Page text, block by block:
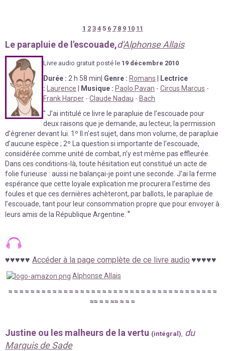
1 2 3 45 6 7 8 9 10 11
Le parapluie de l'escouade,d'Alphonse Allais
Livre audio gratuit posté le 19 décembre 2010
Durée : 2 h 58 min Genre : Romans
Lectrice
:
Laurence Musique : Paolo Pavan - Circus Marcus -
Frank Harper - Claude Nadau - Bach
" J’ai intitulé ce livre le parapluie de l’escouade pour
deux raisons que je demande, au lecteur, la permission
d’égrener devant lui. 1º Il n’est sujet, dans mon volume, de parapluie
d’aucune espèce ; 2º La question si importante de l’escouade,
considérée comme unité de combat, n’y est même pas effleurée.
Dans ces conditions-là, toute hésitation eut constitué un acte de
folie furieuse : aussi ne balançai-je point une seconde. J’ai la ferme
espérance que cette loyale explication me procurera l’estime des
foules et que ces dernières achèteront, par ballots, le parapluie de
l’escouade, tant pour leur consommation propre que pour envoyer à
leurs amis de la République Argentine. "
♥♥♥♥♥ Accéder à la page complète de ce livre audio ♥♥♥♥♥
Alphonse Allais
≈ ≈ ≈ ≈ ≈ ≈ ≈ ≈ ≈ ≈ ≈ ≈ ≈ ≈ ≈ ≈ ≈ ≈ ≈ ≈ ≈ ≈ ≈ ≈ ≈ ≈ ≈ ≈ ≈ ≈ ≈ ≈ ≈ ≈ ≈ ≈ ≈ ≈
≈≈ ≈ ≈ ≈≈ ≈ ≈ ≈
Justine ou les malheurs de la vertu (intégral) du
Marquis de Sade